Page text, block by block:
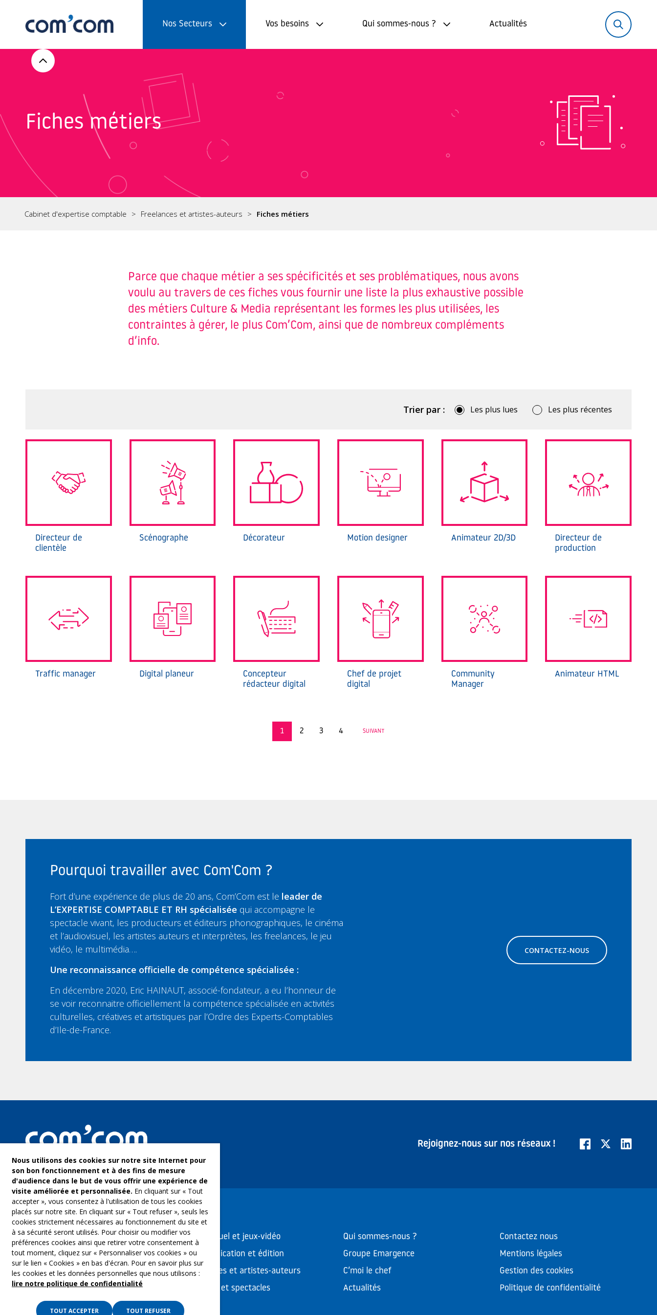
Nos Secteurs Vos besoins Qui sommes-nous ? Actualités
Rechercher:
Fiches métiers
Cabinet d'expertise comptable Freelances et artistes-auteurs Fiches métiers
Parce que chaque métier a ses spécificités et ses problématiques, nous avons
voulu au travers de ces fiches vous fournir une liste la plus exhaustive possible
des métiers Culture & Media représentant les formes les plus utilisées, les
contraintes à gérer, le plus Com’Com, ainsi que de nombreux compléments
d’info.
Trier par : Les plus lues Les plus récentes
Directeur de
clientèle
Scénographe Décorateur Motion designer Animateur 2D/3D
Directeur de
production
Traffic manager Digital planeur
Concepteur
rédacteur digital
Chef de projet
digital
Community
Manager
Animateur HTML
1 2 3 4 SUIVANT
Pourquoi travailler avec Com'Com ?
Fort d’une expérience de plus de 20 ans, Com’Com est le leader de
L’EXPERTISE COMPTABLE ET RH spécialisée qui accompagne le
spectacle vivant, les producteurs et éditeurs phonographiques, le cinéma
et l’audiovisuel, les artistes auteurs et interprètes, les freelances, le jeu
vidéo, le multimédia….
Une reconnaissance officielle de compétence spécialisée :
En décembre 2020, Eric HAINAUT, associé-fondateur, a eu l’honneur de
se voir reconnaitre officiellement la compétence spécialisée en activités
culturelles, créatives et artistiques par l’Ordre des Experts-Comptables
d’Ile-de-France.
CONTACTEZ-NOUS
Rejoignez-nous sur nos réseaux !
COM’COM
Groupe Emargence
141 avenue de Wagram
75017 Paris
Tél. :01 53 19 00 00
Audiovisuel et jeux-vidéo
Communication et édition
Freelances et artistes-auteurs
Musique et spectacles
Qui sommes-nous ?
Groupe Emargence
C’moi le chef
Actualités
Contactez nous
Mentions légales
Gestion des cookies
Politique de confidentialité
Nous utilisons des cookies sur notre site Internet pour
son bon fonctionnement et à des fins de mesure
d'audience dans le but de vous offrir une expérience de
visite améliorée et personnalisée. En cliquant sur « Tout
accepter », vous consentez à l'utilisation de tous les cookies
placés sur notre site. En cliquant sur « Tout refuser », seuls les
cookies strictement nécessaires au fonctionnement du site et
à sa sécurité seront utilisés. Pour choisir ou modifier vos
préférences cookies ainsi que retirer votre consentement à
tout moment, cliquez sur « Personnaliser vos cookies » ou
sur le lien « Cookies » en bas d'écran. Pour en savoir plus sur
les cookies et les données personnelles que nous utilisons :
lire notre politique de confidentialité
TOUT ACCEPTER TOUT REFUSER